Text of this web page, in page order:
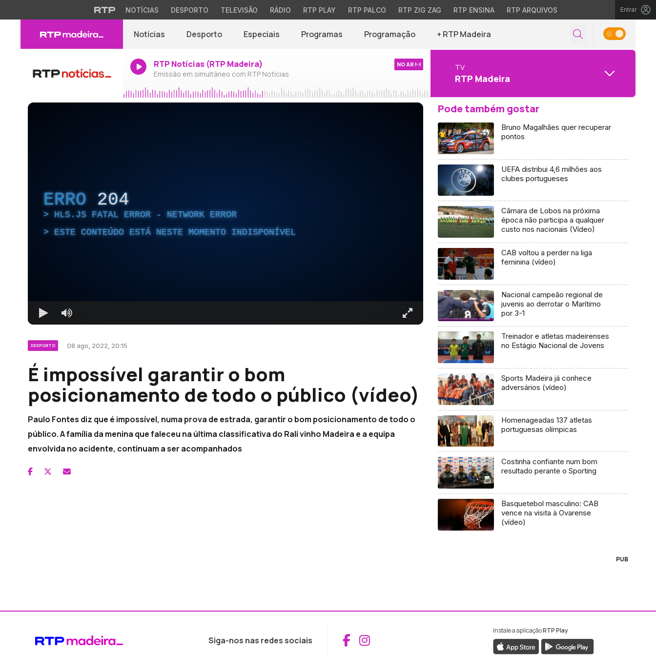
NOTÍCIAS DESPORTO TELEVISÃO RÁDIO RTP PLAY RTP PALCO RTP ZIG ZAG RTP ENSINA RTP ARQUIVOS Entrar
Notícias Desporto Especiais Programas Programação + RTP Madeira
RTP Notícias (RTP Madeira)
Emissão em simultâneo com RTP Notícias
NO AR TV
RTP Madeira
ERRO 204
HLS.JS FATAL ERROR - NETWORK ERROR
ESTE CONTEÚDO ESTÁ NESTE MOMENTO INDISPONÍVEL
DESPORTO 08 ago, 2022, 20:15
É impossível garantir o bom
posicionamento de todo o público (vídeo)
Paulo Fontes diz que é impossível, numa prova de estrada, garantir o bom posicionamento de todo o
público. A família da menina que faleceu na última classificativa do Rali vinho Madeira e a equipa
envolvida no acidente, continuam a ser acompanhados
Pode também gostar
Bruno Magalhães quer recuperar
pontos
UEFA distribui 4,6 milhões aos
clubes portugueses
Câmara de Lobos na próxima
época não participa a qualquer
custo nos nacionais (Vídeo)
CAB voltou a perder na liga
feminina (vídeo)
Nacional campeão regional de
juvenis ao derrotar o Marítimo
por 3-1
Treinador e atletas madeirenses
no Estágio Nacional de Jovens
Sports Madeira já conhece
adversários (vídeo)
Homenageadas 137 atletas
portuguesas olímpicas
Costinha confiante num bom
resultado perante o Sporting
Basquetebol masculino: CAB
vence na visita à Ovarense
(vídeo)
PUB
Siga-nos nas redes sociais Aceder ao Facebook da RTP Madeira
Aceder ao Instagram da RTP Madeira
Instale a aplicaçãoRTP Play